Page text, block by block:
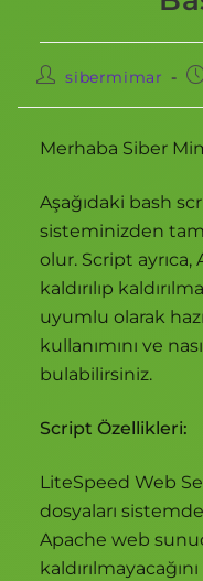
sibermimar
Merhaba Siber
Aşağıdaki bash
sisteminizden
olur. Script
kaldırılıp
uyumlu olarak
kullanımını ve
bulabilirsiniz.
Script Özellikleri:
LiteSpeed Web
dosyaları
Apache web